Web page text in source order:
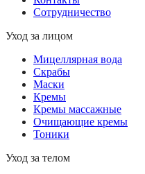
Сотрудничество
Уход за лицом
Мицеллярная вода
Скрабы
Маски
Кремы
Кремы массажные
Очищающие кремы
Тоники
Уход за телом